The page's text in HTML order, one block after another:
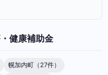
健康補助金
幌加内町（27件）